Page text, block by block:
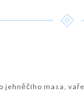
masa,